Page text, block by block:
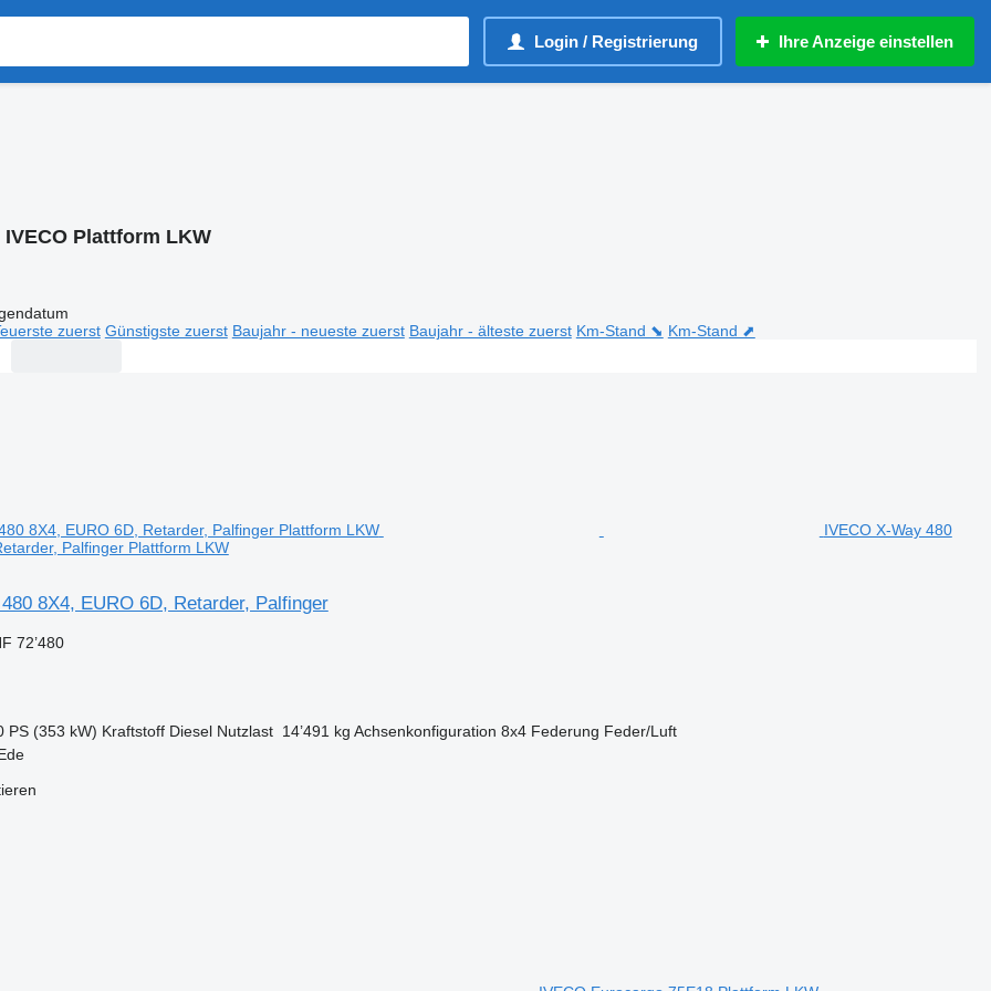
Login / Registrierung Ihre Anzeige einstellen
IVECO Plattform LKW
zuerst Günstigste zuerst Baujahr - neueste zuerst Baujahr - älteste zuerst Km-Stand ⬊ Km-Stand ⬈
IVECO X-Way 480
Palfinger Plattform LKW
8X4, EURO 6D, Retarder, Palfinger
72’480
PS (353 kW) Kraftstoff Diesel Nutzlast 14’491 kg Achsenkonfiguration 8x4 Federung Feder/Luft